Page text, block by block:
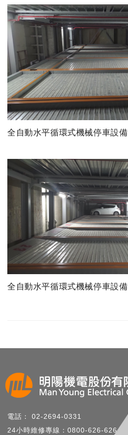
全自動水平循環式機械停車設備
全自動水平循環式機械停車設備
電話： 02-2694-0331
24小時維修專線：0800-626-626